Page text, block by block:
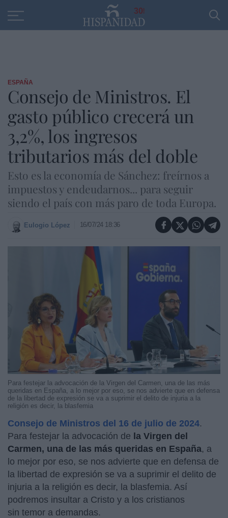
30
ESPAÑA
Consejo de Ministros. El
gasto público crecerá un
3,2%, los ingresos
tributarios más del doble
Esto es la economía de Sánchez: freírnos a
impuestos y endeudarnos... para seguir
siendo el país con más paro de toda Europa.
Eulogio López 16/07/24 18:36
Para festejar la advocación de la Virgen del Carmen, una de las más
queridas en España, a lo mejor por eso, se nos advierte que en defensa
de la libertad de expresión se va a suprimir el delito de injuria a la
religión es decir, la blasfemia
Consejo de Ministros del 16 de julio de 2024.
Para festejar la advocación de la Virgen del
Carmen, una de las más queridas en España, a
lo mejor por eso, se nos advierte que en defensa de
la libertad de expresión se va a suprimir el delito de
injuria a la religión es decir, la blasfemia. Así
podremos insultar a Cristo y a los cristianos
sin temor a demandas.